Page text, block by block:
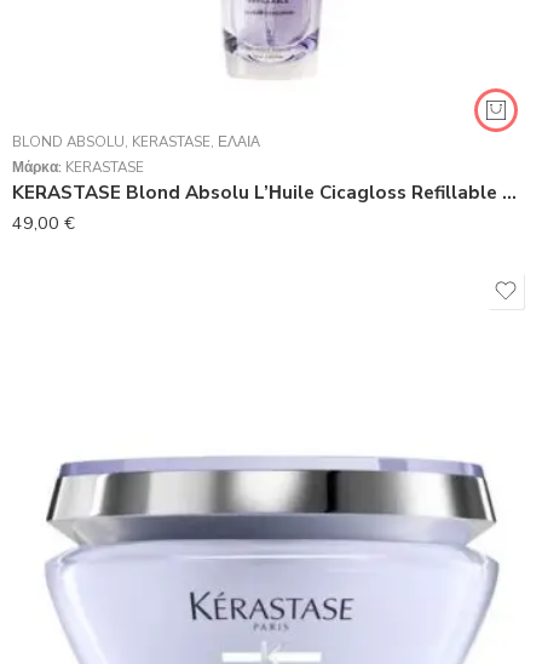
BLOND ABSOLU, KERASTASE, ΈΛΑΙΑ
Μάρκα: KERASTASE
KERASTASE Blond Absolu L’Ηuile Cicagloss Refillable Έλαιο για Ξανθά Μαλλιά 75ml
49,00 €